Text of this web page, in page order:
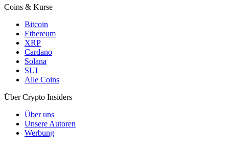
Coins & Kurse
Bitcoin
Ethereum
XRP
Cardano
Solana
SUI
Alle Coins
Über Crypto Insiders
Über uns
Unsere Autoren
Werbung